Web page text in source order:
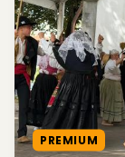
PREMIUM